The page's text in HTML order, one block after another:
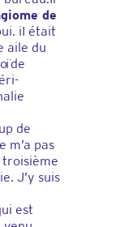
de
iI était
aile du
de
m’a pas
troisième
J’y suis
est